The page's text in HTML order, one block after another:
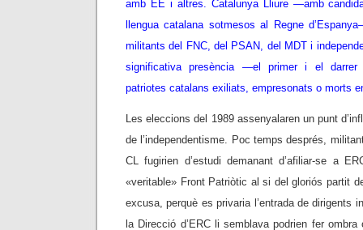
amb EE i altres. Catalunya Lliure —amb
llengua catalana sotmesos al Regne
militants del FNC, del PSAN, del MDT i
significativa presència —el primer i el
patriotes catalans exiliats, empresonats o morts
Les eleccions del 1989 assenyalaren un punt
de l’independentisme. Poc temps després,
CL fugirien d’estudi demanant d’afiliar-se a
«veritable» Front Patriòtic al si del gloriós partit
excusa, perquè es privaria l’entrada de dirigents
la Direcció d’ERC li semblava podrien fer